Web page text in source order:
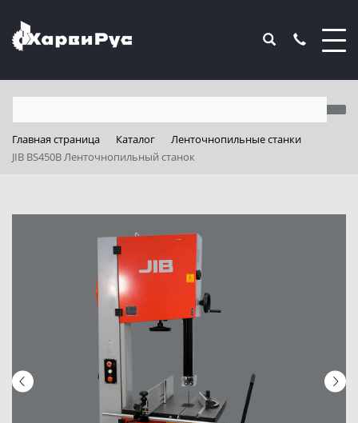
Главная страница Каталог
Ленточнопильные станки
JIB BS450B Ленточнопильный станок